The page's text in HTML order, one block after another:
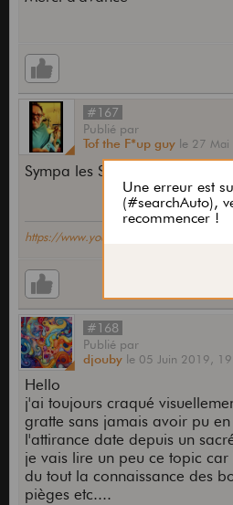
#167
Publié par
Tof the F*up guy le 27
Sympa les SG lawsuit!!
https://www.youtube.com/@ChrisXTophe
#168
Publié par
djouby le 05 Juin 2019,
Hello
j'ai toujours craqué
gratte sans jamais avoir pu
l'attirance date depuis un
je vais lire un peu ce topic
du tout la connaissance des
pièges etc....